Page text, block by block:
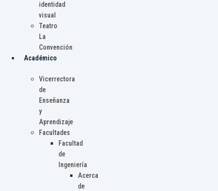
identidad
visual
Teatro
La
Convención
Académico
Vicerrectora
de
Enseñanza
y
Aprendizaje
Facultades
Facultad
de
Ingeniería
Acerca
de